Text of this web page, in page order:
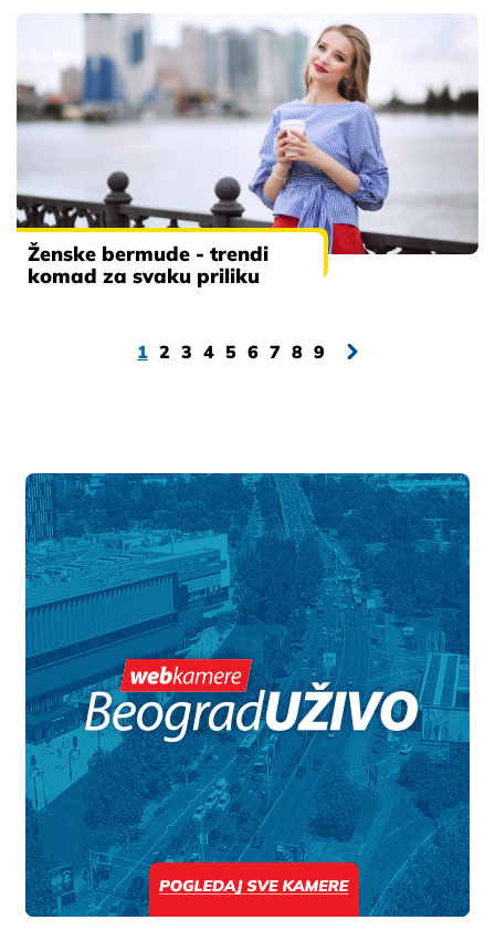
Ženske bermude - trendi
komad za svaku priliku
1 2 3 4 5 6 7 8 9